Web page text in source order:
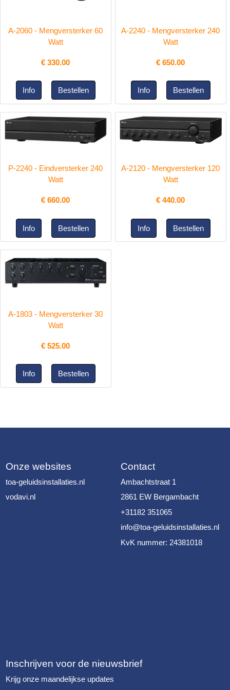
A-2060 - Mengversterker 60
Watt
€330.00
A-2240 - Mengversterker 240
Watt
€650.00
P-2240 - Eindversterker 240
Watt
€660.00
A-2120 - Mengversterker 120
Watt
€440.00
A-1803 - Mengversterker 30
Watt
€525.00
Onze websites
toa-geluidsinstallaties.nl
vodavi.nl
Contact
Ambachtstraat 1
2861 EW Bergambacht
+31182 351065
info@toa-geluidsinstallaties.nl
KvK nummer: 24381018
Inschrijven voor de nieuwsbrief
Krijg onze maandelijkse updates